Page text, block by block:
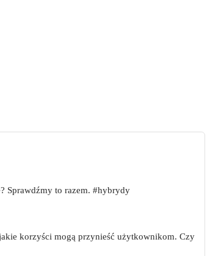
Sprawdźmy to razem. #hybrydy
korzyści mogą przynieść użytkownikom. Czy